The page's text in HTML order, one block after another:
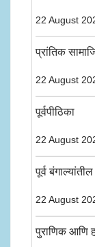
22 August
प्रांतिक
22 August
पूर्वपीठिका
22 August
पूर्व
22 August
पुराणिक आणि